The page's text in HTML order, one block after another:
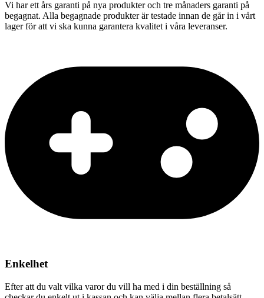
Vi har ett års garanti på nya produkter och tre månaders garanti på
begagnat. Alla begagnade produkter är testade innan de går in i vårt
lager för att vi ska kunna garantera kvalitet i våra leveranser.
Enkelhet
Efter att du valt vilka varor du vill ha med i din beställning så